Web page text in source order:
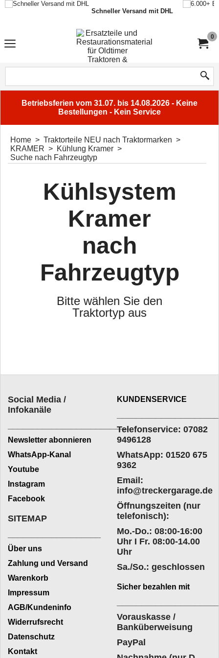
Schneller Versand mit DHL
0
Betriebsferien vom 31.07. bis 14.08.2026 - Keine
Bestellungen - Kein Service
Home > Traktorteile NEU nach Traktormarken >
KRAMER > Kühlung Kramer >
Suche nach Fahrzeugtyp
Kühlsystem
Kramer
nach
Fahrzeugtyp
Bitte wählen Sie den
Traktortyp aus
Social Media /
Infokanäle
_________________________
Newsletter abonnieren
WhatsApp-Kanal
Youtube
Instagram
Facebook
KUNDENSERVICE
Telefonservice: 07082
9496128
WhatsApp: 01520 675
9362
Email:
info@treckergarage.de
Öffnungszeiten (nur
telefonisch):
Mo.-Do.: 08:00-16:00
Uhr I Fr. 08:00-14.00
Uhr
Sa./So.: geschlossen
SITEMAP
Über uns
Zahlung und Versand
Warenkorb
Impressum
AGB/Kundeninfo
Widerrufsrecht
Datenschutz
Kontakt
Sicher bezahlen mit
Vorauskasse /
Banküberweisung
PayPal